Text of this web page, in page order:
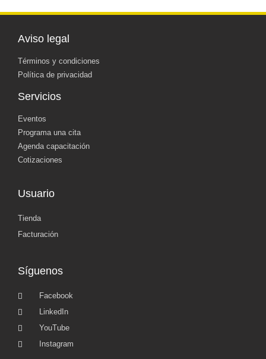
Aviso legal
Términos y condiciones
Política de privacidad
Servicios
Eventos
Programa una cita
Agenda capacitación
Cotizaciones
Usuario
Tienda
Facturación
Síguenos
Facebook
LinkedIn
YouTube
Instagram